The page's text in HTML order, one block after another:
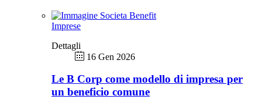
Imprese
Dettagli
16 Gen 2026
Le B Corp come modello di impresa per
un beneficio comune